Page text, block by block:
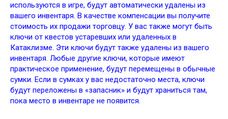
используются в игре, будут автоматически удалены из
вашего инвентаря. В качестве компенсации вы получите
стоимость их продажи торговцу. У вас также могут быть
ключи от квестов устаревших или удаленных в
Катаклизме. Эти ключи будут также удалены из вашего
инвентаря. Любые другие ключи, которые имеют
практическое применение, будут перемещены в обычные
сумки. Если в сумках у вас недостаточно места, ключи
будут переложены в «запасник» и будут храниться там,
пока место в инвентаре не появится.